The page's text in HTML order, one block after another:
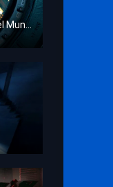
Proyecto Salvación (Proyecto Fin del Mundo)